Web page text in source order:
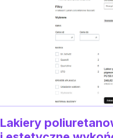
Lakiery